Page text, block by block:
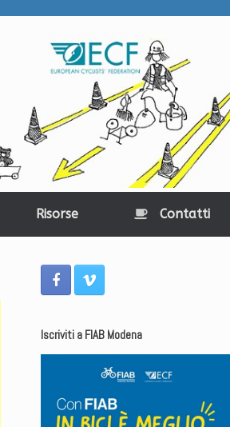
Risorse Contatti
Iscriviti a FIAB Modena